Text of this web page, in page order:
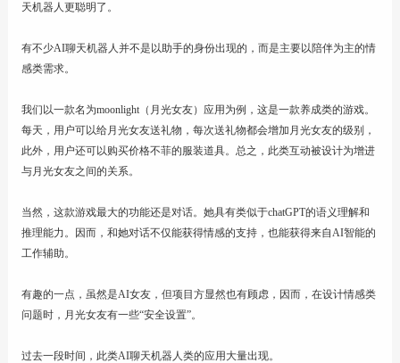
天机器人更聪明了。
有不少AI聊天机器人并不是以助手的身份出现的，而是主要以陪伴为主的情
感类需求。
我们以一款名为moonlight（月光女友）应用为例，这是一款养成类的游戏。
每天，用户可以给月光女友送礼物，每次送礼物都会增加月光女友的级别，
此外，用户还可以购买价格不菲的服装道具。总之，此类互动被设计为增进
与月光女友之间的关系。
当然，这款游戏最大的功能还是对话。她具有类似于chatGPT的语义理解和
推理能力。因而，和她对话不仅能获得情感的支持，也能获得来自AI智能的
工作辅助。
有趣的一点，虽然是AI女友，但项目方显然也有顾虑，因而，在设计情感类
问题时，月光女友有一些“安全设置”。
过去一段时间，此类AI聊天机器人类的应用大量出现。